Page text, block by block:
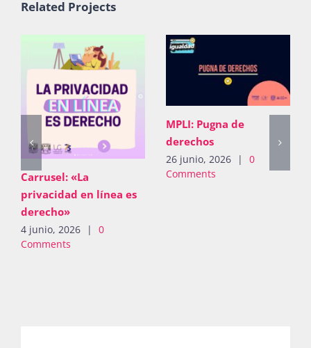
Related Projects
Carrusel: «La
privacidad en línea es
derecho»
4 junio, 2026 |
0
Comments
MPLI: Pugna de
derechos
26 junio, 2026 |
0
Comments